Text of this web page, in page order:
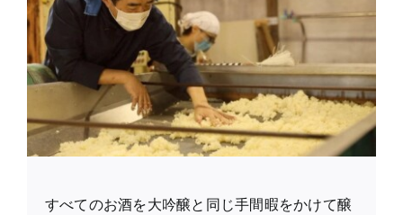
すべてのお酒を大吟醸と同じ手間暇をかけて醸